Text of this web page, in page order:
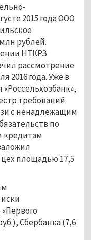
2015 года ООО
рублей.
НТКРЗ
рассмотрение
2016 года. Уже в
требований
с ненадлежащим
по
кредитам
площадью 17,5
Сбербанка (7,6